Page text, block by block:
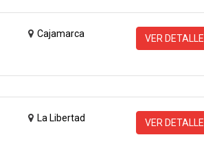
Cajamarca VER DETALLE
La Libertad VER DETALLE